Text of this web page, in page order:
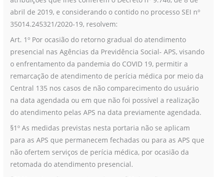
abril de 2019, e considerando o contido no processo SEI nº
35014.245321/2020-19, resolvem:
Art. 1º Por ocasião do retorno gradual do atendimento
presencial nas Agências da Previdência Social- APS, visando
o enfrentamento da pandemia do COVID 19, permitir a
remarcação de atendimento de perícia médica por meio da
Central 135 nos casos de não comparecimento do usuário
na data agendada ou em que não foi possível a realização
do atendimento pelas APS na data previamente agendada.
§1º As medidas previstas nesta portaria não se aplicam
para as APS que permanecem fechadas ou para as APS que
não ofertem serviços de perícia médica, por ocasião da
retomada do atendimento presencial.